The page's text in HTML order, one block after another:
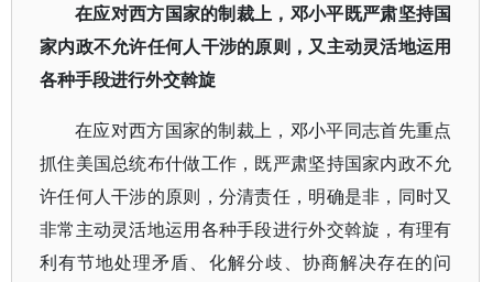
在应对西方国家的制裁上，邓小平既严肃坚持国
家内政不允许任何人干涉的原则，又主动灵活地运用
各种手段进行外交斡旋
在应对西方国家的制裁上，邓小平同志首先重点
抓住美国总统布什做工作，既严肃坚持国家内政不允
许任何人干涉的原则，分清责任，明确是非，同时又
非常主动灵活地运用各种手段进行外交斡旋，有理有
利有节地处理矛盾、化解分歧、协商解决存在的问